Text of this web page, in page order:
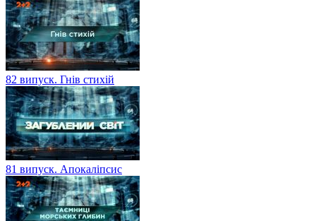
82 випуск. Гнів стихій
81 випуск. Апокаліпсис